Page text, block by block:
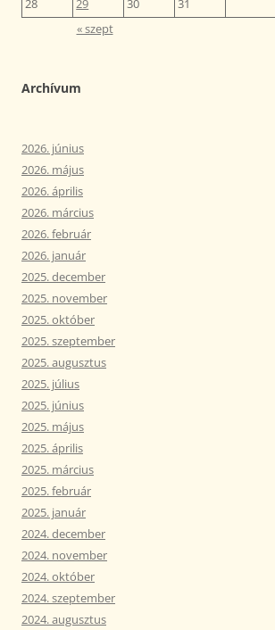
28
29 30
31
« szept
Archívum
2026. június
2026. május
2026. április
2026. március
2026. február
2026. január
2025. december
2025. november
2025. október
2025. szeptember
2025. augusztus
2025. július
2025. június
2025. május
2025. április
2025. március
2025. február
2025. január
2024. december
2024. november
2024. október
2024. szeptember
2024. augusztus